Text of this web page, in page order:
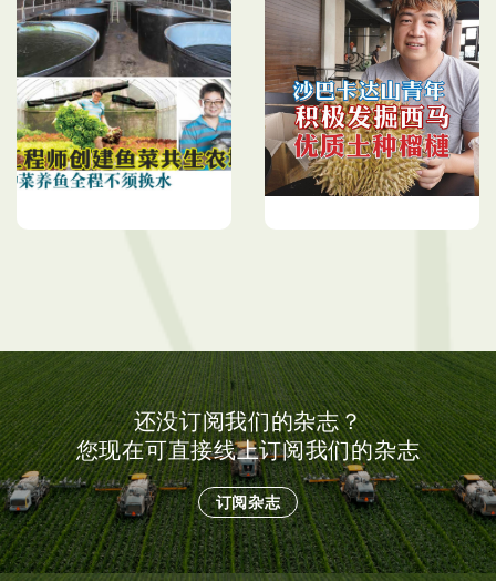
还没订阅我们的杂志？
您现在可直接线上订阅我们的杂志
订阅杂志